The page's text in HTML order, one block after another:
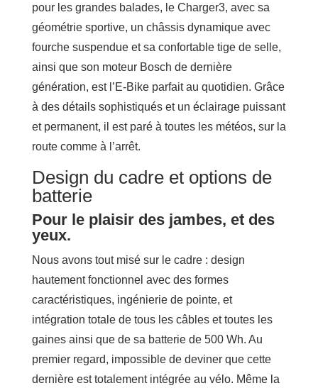
pour les grandes balades, le Charger3, avec sa
géométrie sportive, un châssis dynamique avec
fourche suspendue et sa confortable tige de selle,
ainsi que son moteur Bosch de dernière
génération, est l’E-Bike parfait au quotidien. Grâce
à des détails sophistiqués et un éclairage puissant
et permanent, il est paré à toutes les météos, sur la
route comme à l’arrêt.
Design du cadre et options de
batterie
Pour le plaisir des jambes, et des
yeux.
Nous avons tout misé sur le cadre : design
hautement fonctionnel avec des formes
caractéristiques, ingénierie de pointe, et
intégration totale de tous les câbles et toutes les
gaines ainsi que de sa batterie de 500 Wh. Au
premier regard, impossible de deviner que cette
dernière est totalement intégrée au vélo. Même la